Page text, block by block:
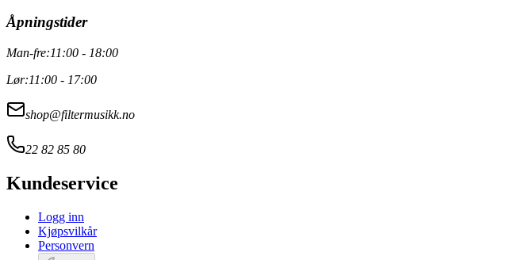
Åpningstider
Man-fre:11:00 - 18:00
Lør:11:00 - 17:00
shop@filtermusikk.no
22 82 85 80
Kundeservice
Logg inn
Kjøpsvilkår
Personvern